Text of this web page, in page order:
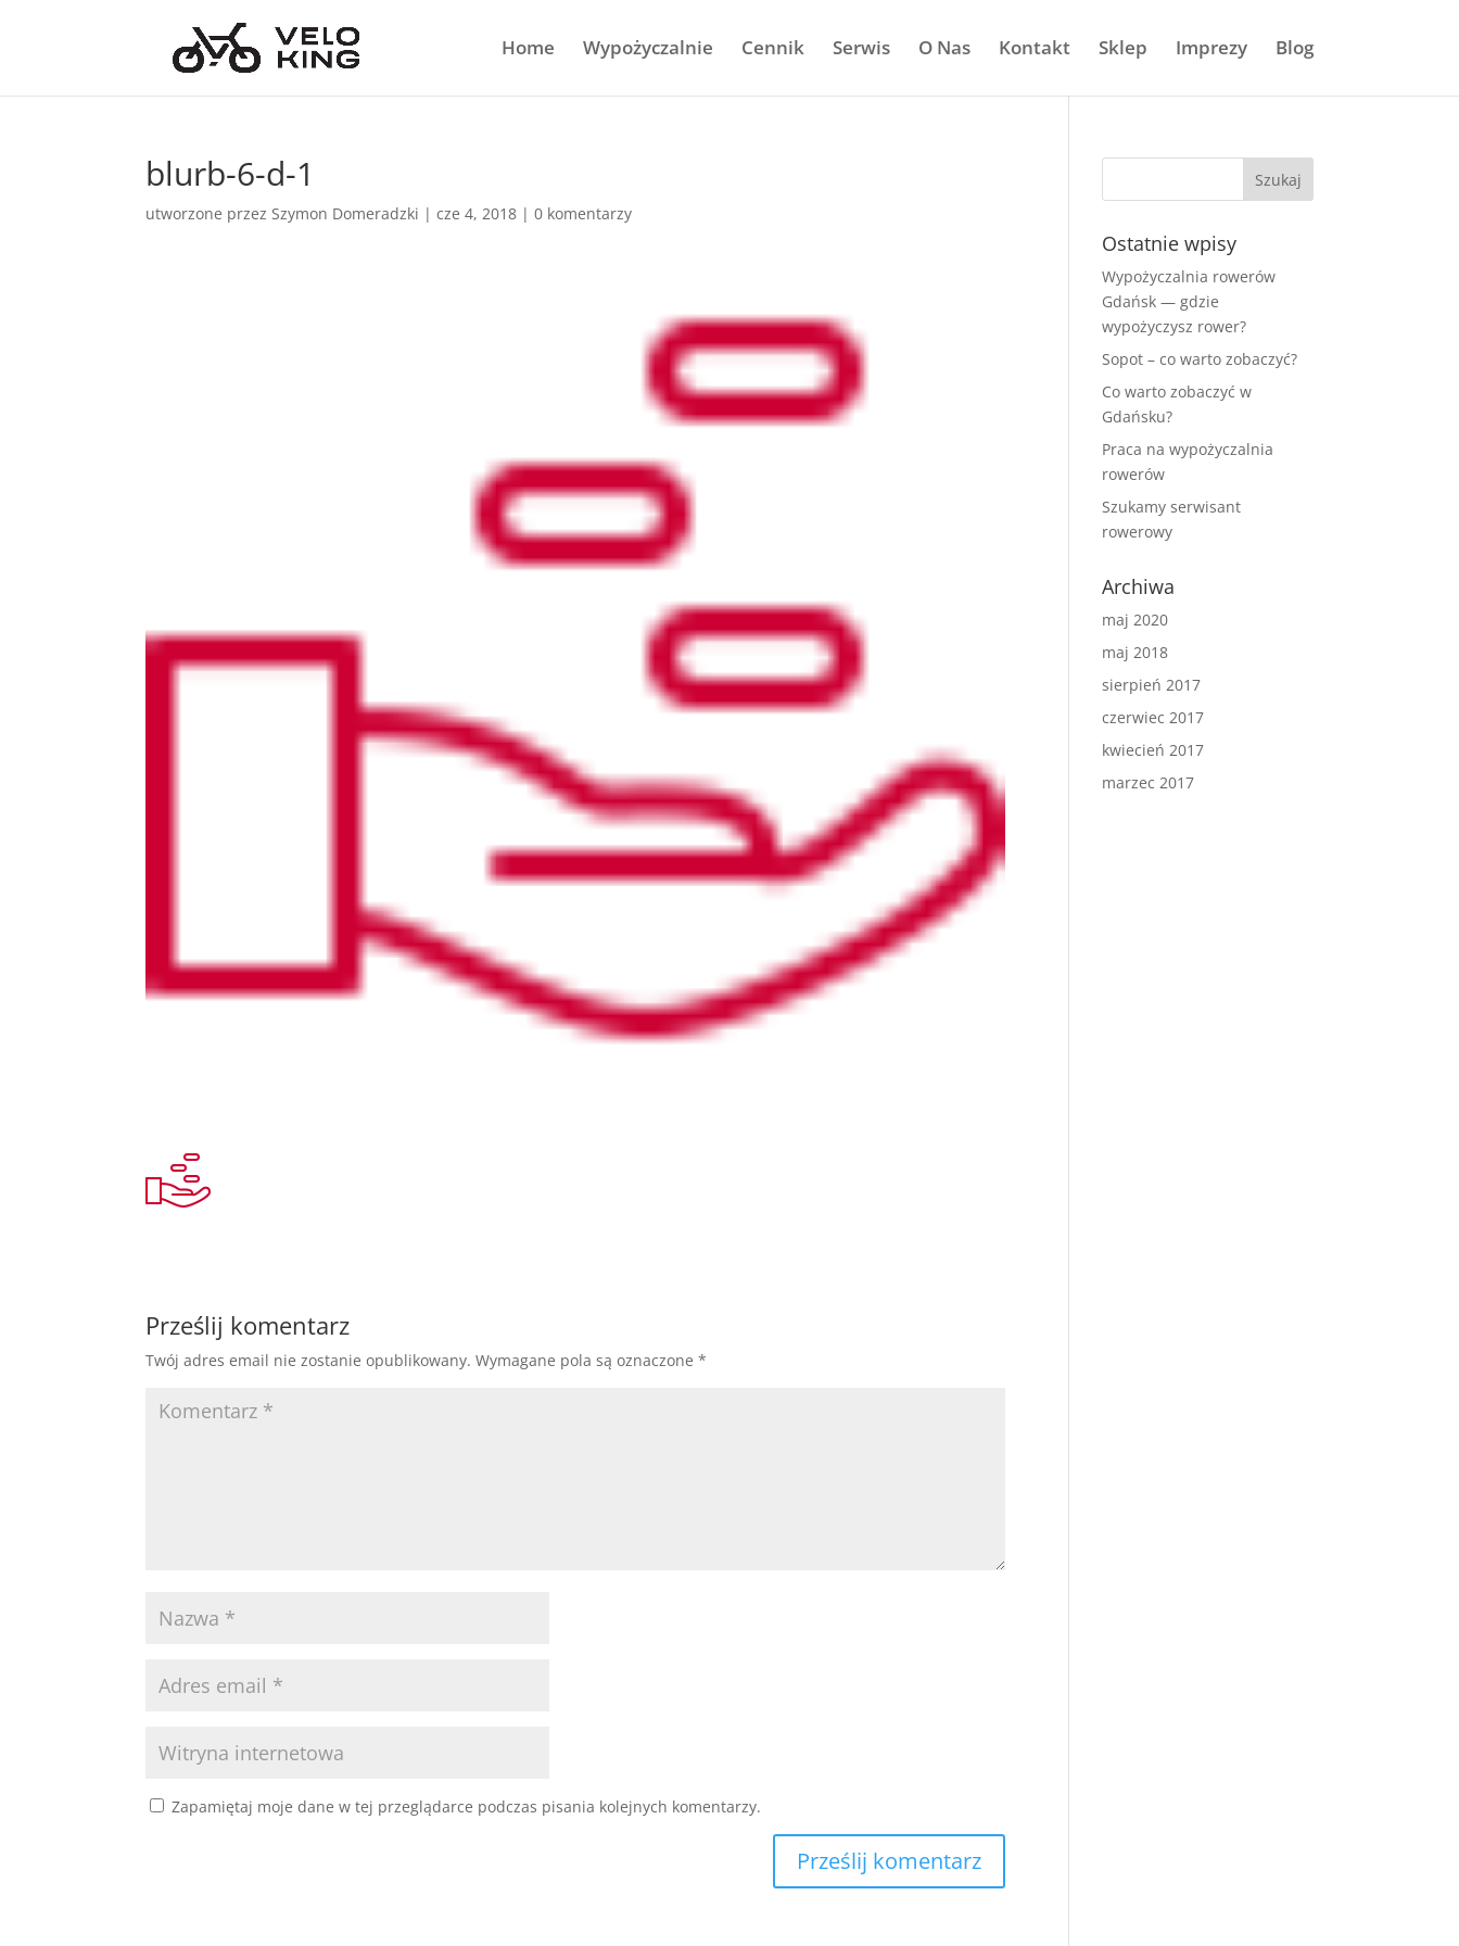
Home Wypożyczalnie Cennik Serwis O Nas Kontakt Sklep Imprezy Blog
blurb-6-d-1
utworzone przezSzymon Domeradzki |cze 4, 2018 |0 komentarzy
Prześlij komentarz
Twój adres email nie zostanie opublikowany. Wymagane pola są oznaczone*
Zapamiętaj moje dane w tej przeglądarce podczas pisania kolejnych komentarzy.
Ostatnie wpisy
Wypożyczalnia rowerów
Gdańsk — gdzie
wypożyczysz rower?
Sopot – co warto zobaczyć?
Co warto zobaczyć w
Gdańsku?
Praca na wypożyczalnia
rowerów
Szukamy serwisant
rowerowy
Archiwa
maj 2020
maj 2018
sierpień 2017
czerwiec 2017
kwiecień 2017
marzec 2017